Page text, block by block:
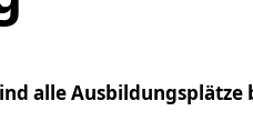
alle Ausbildungsplätze